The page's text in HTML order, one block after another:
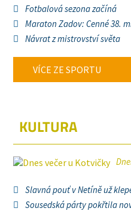
Fotbalová sezona začíná
Maraton Zadov: Cenné 38.
Návrat z mistrovství světa
VÍCE ZE SPORTU
KULTURA
Slavná pouť v Netíně už
Sousedská párty pokřtila